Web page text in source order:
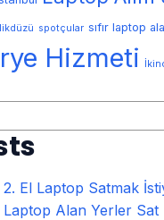
spotçular sıfır laptop
Hizmeti
El Laptop Satmak
Alan Yerler